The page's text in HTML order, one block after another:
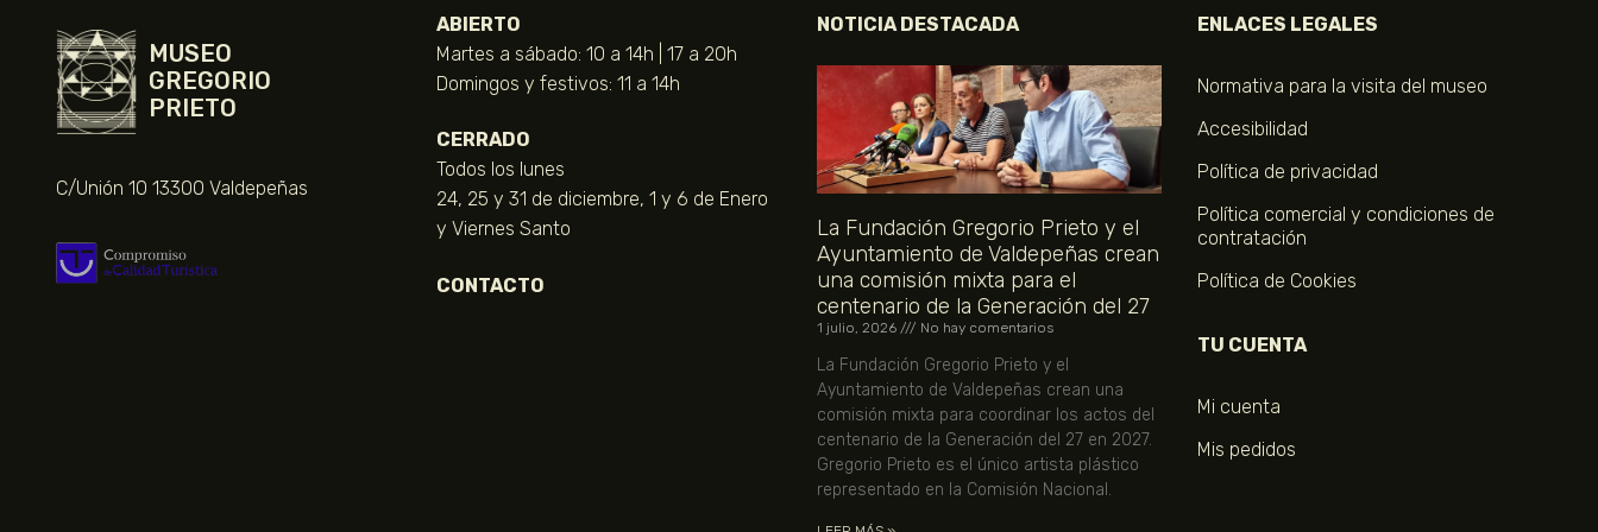
MUSEO
GREGORIO
PRIETO
C/Unión 10 13300 Valdepeñas
ABIERTO
Martes a sábado: 10 a 14h | 17 a 20h
Domingos y festivos: 11 a 14h
CERRADO
Todos los lunes
24, 25 y 31 de diciembre, 1 y 6 de Enero
y Viernes Santo
CONTACTO
NOTICIA DESTACADA
La Fundación Gregorio Prieto y el
Ayuntamiento de Valdepeñas crean
una comisión mixta para el
centenario de la Generación del 27
1 julio, 2026 No hay comentarios
La Fundación Gregorio Prieto y el
Ayuntamiento de Valdepeñas crean una
comisión mixta para coordinar los actos del
centenario de la Generación del 27 en 2027.
Gregorio Prieto es el único artista plástico
representado en la Comisión Nacional.
ENLACES LEGALES
Normativa para la visita del museo
Accesibilidad
Política de privacidad
Política comercial y condiciones de
contratación
Política de Cookies
TU CUENTA
Mi cuenta
Mis pedidos